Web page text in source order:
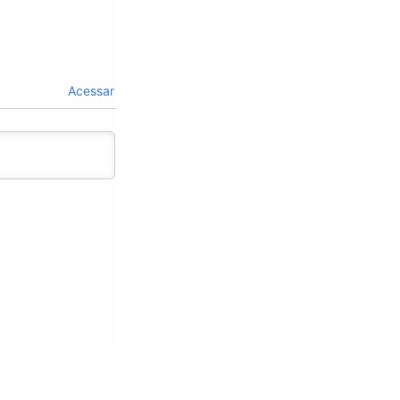
Acessar